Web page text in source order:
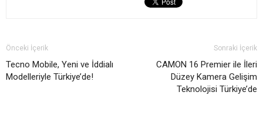
Önceki İçerik
Tecno Mobile, Yeni ve İddialı
Modelleriyle Türkiye’de!
Sonraki İçerik
CAMON 16 Premier ile İleri
Düzey Kamera Gelişim
Teknolojisi Türkiye’de